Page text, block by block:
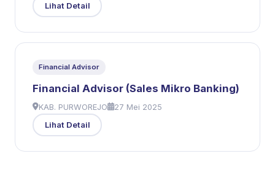
Lihat Detail
Financial Advisor
Financial Advisor (Sales Mikro Banking)
KAB. PURWOREJO 27 Mei 2025
Lihat Detail